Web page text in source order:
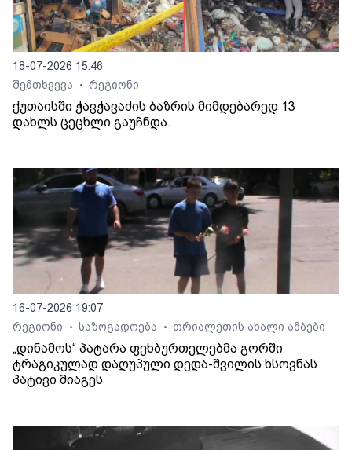
18-07-2026 15:46
შემთხვევა
• რეგიონი
ქუთაისში ჭავჭავაძის ბაზრის მიმდებარედ 13
დახლს ცეცხლი გაუჩნდა.
16-07-2026 19:07
რეგიონი
• საზოგადოება • თრიალეთის ახალი ამბები
„დინამოს“ პატარა ფეხბურთელებმა გორში
ტრაგიკულად დაღუპული დედა-შვილის ხსოვნას
პატივი მიაგეს